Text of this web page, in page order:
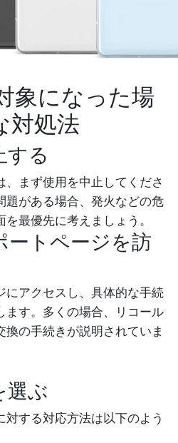
象になった場
対処法
する
、まず使用を中止してくださ
題がある場合、発火などの危
最優先に考えましょう。
ートページを訪
にアクセスし、具体的な手続
ます。多くの場合、リコール
換の手続きが説明されていま
選ぶ
対する対応方法は以下のよう